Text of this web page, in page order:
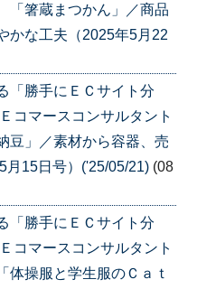
箸蔵まつかん」／商品
かな工夫（2025年5月22
「勝手にＥＣサイト分
マースコンサルタント
」／素材から容器、売
月15日号）('25/05/21) (08
「勝手にＥＣサイト分
マースコンサルタント
操服と学生服のＣａｔ